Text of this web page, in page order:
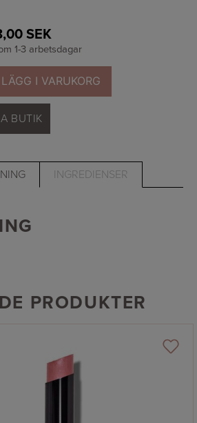
SEK
1-3 arbetsdagar
LÄGG I VARUKORG
BUTIK
INGREDIENSER
PRODUKTER